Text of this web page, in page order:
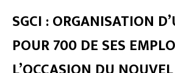
SGCI : ORGANISATION
POUR 700 DE SES